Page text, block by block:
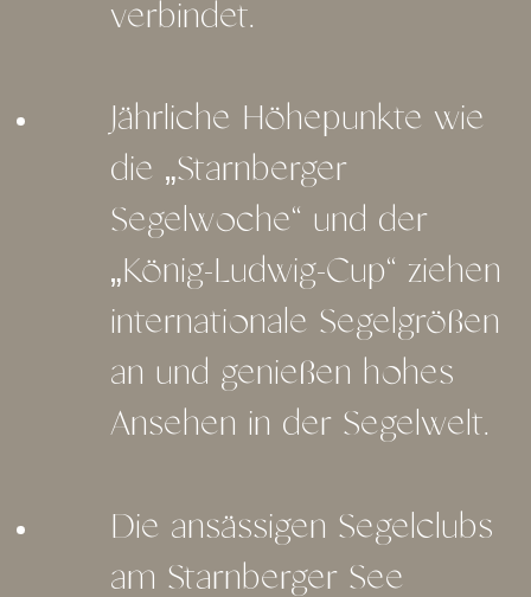
verbindet.
Jährliche Höhepunkte wie
die „Starnberger
Segelwoche“ und der
„König-Ludwig-Cup“ ziehen
internationale Segelgrößen
an und genießen hohes
Ansehen in der Segelwelt.
Die ansässigen Segelclubs
am Starnberger See